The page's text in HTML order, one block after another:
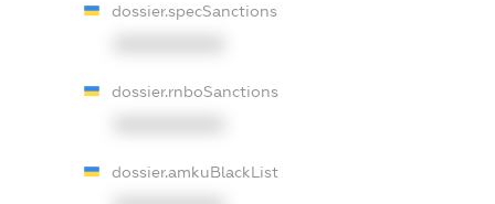
dossier.specSanctions
dossier.rnboSanctions
dossier.amkuBlackList